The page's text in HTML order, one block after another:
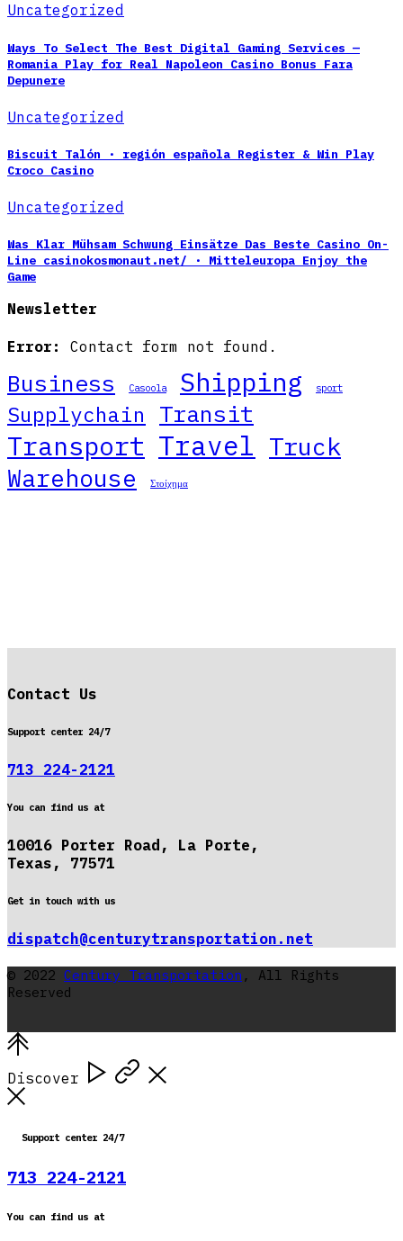
Uncategorized
Ways To Select The Best Digital Gaming Services —
Romania Play for Real Napoleon Casino Bonus Fara
Depunere
Uncategorized
Biscuit Talón · región española Register & Win Play
Croco Casino
Uncategorized
Was Klar Mühsam Schwung Einsätze Das Beste Casino On-
Line casinokosmonaut.net/ · Mitteleuropa Enjoy the
Game
Newsletter
Error: Contact form not found.
Business Casoola Shipping sport
Supplychain Transit
Transport Travel Truck
Warehouse Στοίχημα
Contact Us
Support center 24/7
713 224-2121
You can find us at
10016 Porter Road, La Porte,
Texas, 77571
Get in touch with us
dispatch@centurytransportation.net
© 2022 Century Transportation , All Rights
Reserved
Discover
Support center 24/7
713 224-2121
You can find us at